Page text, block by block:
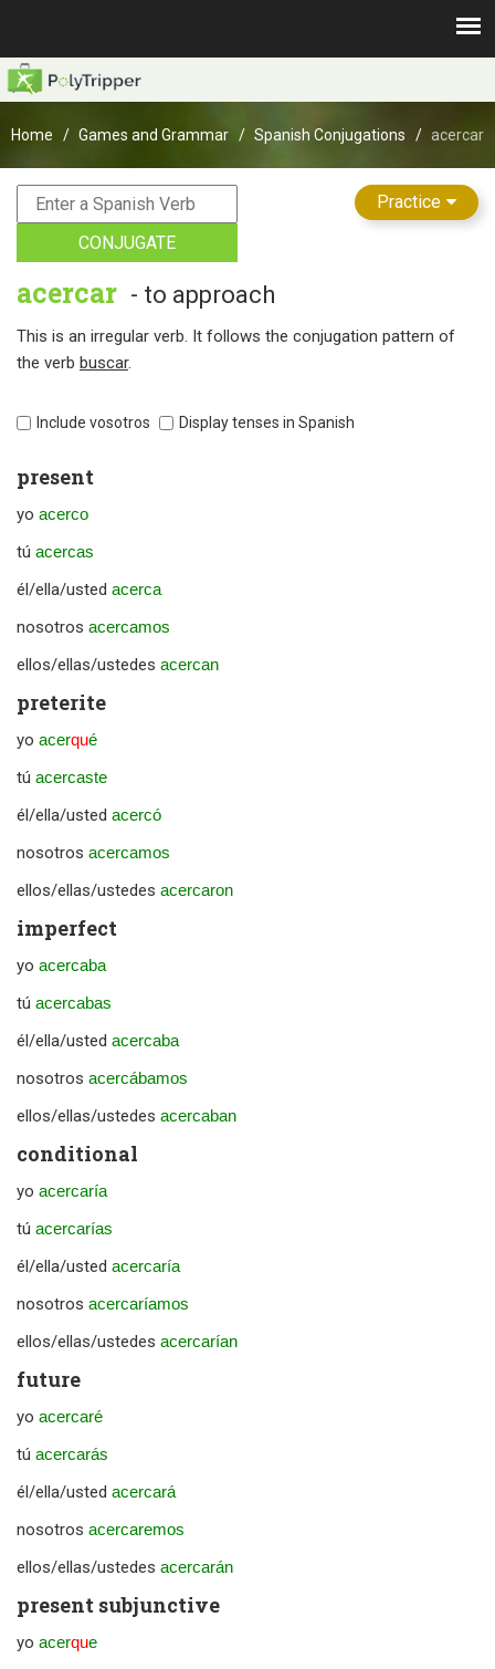
Home Games and Grammar Spanish Conjugations acercar
Practice
CONJUGATE
acercar - to approach
This is an irregular verb. It follows the conjugation pattern of
the verb buscar.
Include vosotros Display tenses in Spanish
present
yo acerco
tú acercas
él/ella/usted acerca
nosotros acercamos
ellos/ellas/ustedes acercan
preterite
yo acerqué
tú acercaste
él/ella/usted acercó
nosotros acercamos
ellos/ellas/ustedes acercaron
imperfect
yo acercaba
tú acercabas
él/ella/usted acercaba
nosotros acercábamos
ellos/ellas/ustedes acercaban
conditional
yo acercaría
tú acercarías
él/ella/usted acercaría
nosotros acercaríamos
ellos/ellas/ustedes acercarían
future
yo acercaré
tú acercarás
él/ella/usted acercará
nosotros acercaremos
ellos/ellas/ustedes acercarán
present subjunctive
yo acerque